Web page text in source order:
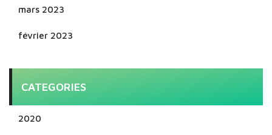
mars 2023
février 2023
CATEGORIES
2020